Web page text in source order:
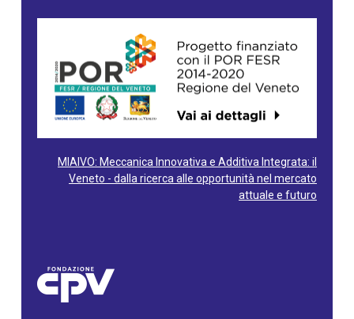
MIAIVO: Meccanica Innovativa e Additiva Integrata: il
Veneto - dalla ricerca alle opportunità nel mercato
attuale e futuro